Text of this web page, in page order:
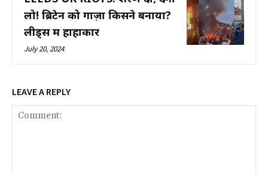
लो! ब्रिटेन को गाज़ा किसने बनाया?
लीड्स में हाहाकार
July 20, 2024
LEAVE A REPLY